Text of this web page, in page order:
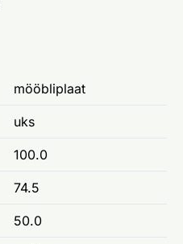
mööbliplaat
uks
100.0
74.5
50.0